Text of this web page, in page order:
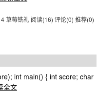
草莓铣礼 阅读(16) 评论(0) 推荐(0)
int main() { int score; char
全文